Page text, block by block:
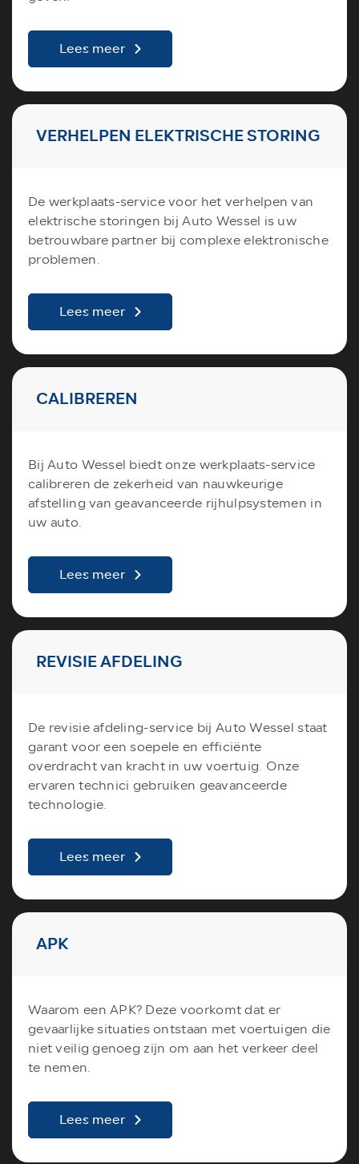
Lees meer
VERHELPEN ELEKTRISCHE STORING
De werkplaats-service voor het verhelpen van
elektrische storingen bij Auto Wessel is uw
betrouwbare partner bij complexe elektronische
problemen.
Lees meer
CALIBREREN
Bij Auto Wessel biedt onze werkplaats-service
calibreren de zekerheid van nauwkeurige
afstelling van geavanceerde rijhulpsystemen in
uw auto.
Lees meer
REVISIE AFDELING
De revisie afdeling-service bij Auto Wessel staat
garant voor een soepele en efficiënte
overdracht van kracht in uw voertuig. Onze
ervaren technici gebruiken geavanceerde
technologie.
Lees meer
APK
Waarom een APK? Deze voorkomt dat er
gevaarlijke situaties ontstaan met voertuigen die
niet veilig genoeg zijn om aan het verkeer deel
te nemen.
Lees meer